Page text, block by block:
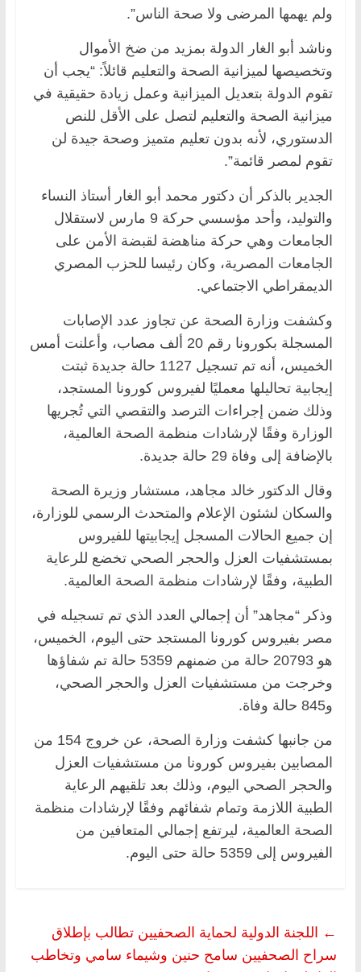
ولم يهمها المرضى ولا صحة الناس”.
وناشد أبو الغار الدولة بمزيد من ضخ الأموال
وتخصيصها لميزانية الصحة والتعليم قائلاً: “يجب أن
تقوم الدولة بتعديل الميزانية وعمل زيادة حقيقية في
ميزانية الصحة والتعليم لتصل على الأقل للنص
الدستوري، لأنه بدون تعليم متميز وصحة جيدة لن
تقوم لمصر قائمة”.
الجدير بالذكر أن دكتور محمد أبو الغار أستاذ النساء
والتوليد، وأحد مؤسسي حركة 9 مارس لاستقلال
الجامعات وهي حركة مناهضة لقبضة الأمن على
الجامعات المصرية، وكان رئيسا للحزب المصري
الديمقراطي الاجتماعي.
وكشفت وزارة الصحة عن تجاوز عدد الإصابات
المسجلة بكورونا رقم 20 ألف مصاب، وأعلنت أمس
الخميس، أنه تم تسجيل 1127 حالة جديدة ثبتت
إيجابية تحاليلها معمليًا لفيروس كورونا المستجد،
وذلك ضمن إجراءات الترصد والتقصي التي تُجريها
الوزارة وفقًا لإرشادات منظمة الصحة العالمية،
بالإضافة إلى وفاة 29 حالة جديدة.
وقال الدكتور خالد مجاهد، مستشار وزيرة الصحة
والسكان لشئون الإعلام والمتحدث الرسمي للوزارة،
إن جميع الحالات المسجل إيجابيتها للفيروس
بمستشفيات العزل والحجر الصحي تخضع للرعاية
الطبية، وفقًا لإرشادات منظمة الصحة العالمية.
وذكر “مجاهد” أن إجمالي العدد الذي تم تسجيله في
مصر بفيروس كورونا المستجد حتى اليوم، الخميس،
هو 20793 حالة من ضمنهم 5359 حالة تم شفاؤها
وخرجت من مستشفيات العزل والحجر الصحي،
و845 حالة وفاة.
من جانبها كشفت وزارة الصحة، عن خروج 154 من
المصابين بفيروس كورونا من مستشفيات العزل
والحجر الصحي اليوم، وذلك بعد تلقيهم الرعاية
الطبية اللازمة وتمام شفائهم وفقًا لإرشادات منظمة
الصحة العالمية، ليرتفع إجمالي المتعافين من
الفيروس إلى 5359 حالة حتى اليوم.
← اللجنة الدولية لحماية الصحفيين تطالب بإطلاق
سراح الصحفيين سامح حنين وشيماء سامي وتخاطب